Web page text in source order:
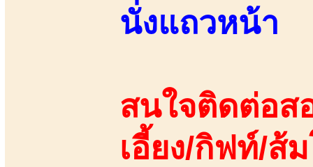
นั่งแถวหน้า
สนใจติดต่อส
เอี้ยง/กิฟท์/ส้